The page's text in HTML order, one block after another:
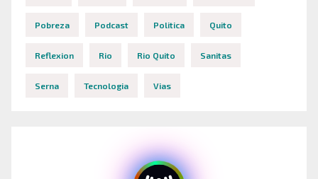
Pobreza Podcast Politica Quito
Reflexion Rio Rio Quito Sanitas
Serna Tecnologia Vias